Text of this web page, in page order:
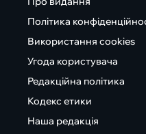
Політика
Використання cookies
Угода користувача
Редакційна політика
Кодекс етики
Наша редакція